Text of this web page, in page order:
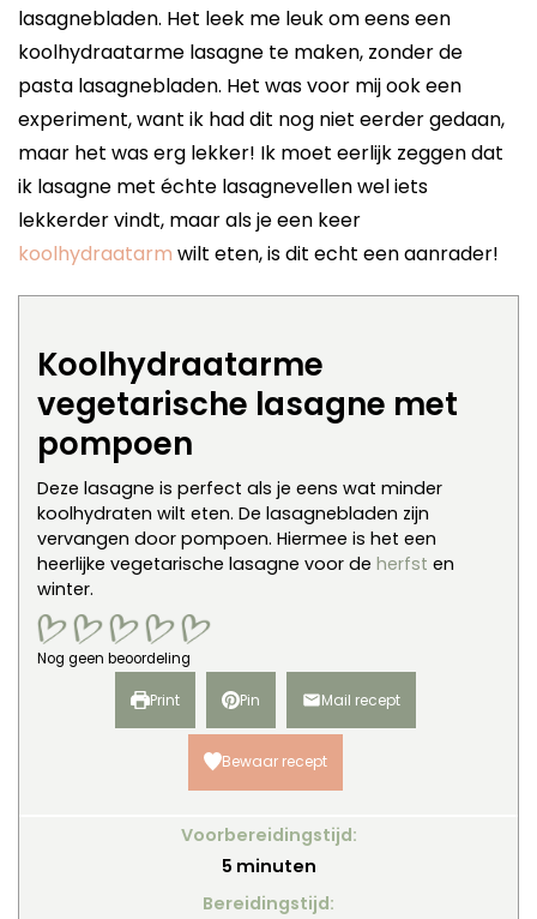
lasagnebladen. Het leek me leuk om eens een
koolhydraatarme lasagne te maken, zonder de
pasta lasagnebladen. Het was voor mij ook een
experiment, want ik had dit nog niet eerder gedaan,
maar het was erg lekker! Ik moet eerlijk zeggen dat
ik lasagne met échte lasagnevellen wel iets
lekkerder vindt, maar als je een keer
koolhydraatarm wilt eten, is dit echt een aanrader!
Koolhydraatarme
vegetarische lasagne met
pompoen
Deze lasagne is perfect als je eens wat minder
koolhydraten wilt eten. De lasagnebladen zijn
vervangen door pompoen. Hiermee is het een
heerlijke vegetarische lasagne voor de herfst en
winter.
Nog geen beoordeling
Print Pin Mail recept
Bewaar recept
Voorbereidingstijd:
5minuten
minuten
Bereidingstijd: